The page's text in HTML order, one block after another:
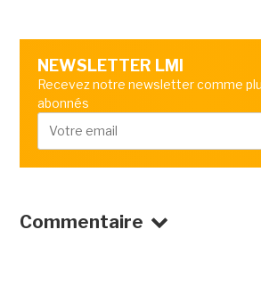
NEWSLETTER LMI
Recevez notre newsletter comme
abonnés
Commentaire